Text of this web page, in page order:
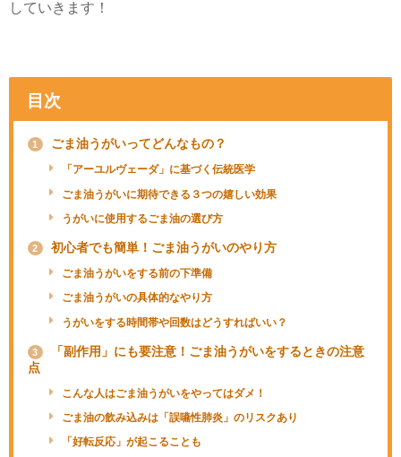
していきます！
目次
1 ごま油うがいってどんなもの？
「アーユルヴェーダ」に基づく伝統医学
ごま油うがいに期待できる３つの嬉しい効果
うがいに使用するごま油の選び方
2 初心者でも簡単！ごま油うがいのやり方
ごま油うがいをする前の下準備
ごま油うがいの具体的なやり方
うがいをする時間帯や回数はどうすればいい？
3
「副作用」にも要注意！ごま油うがいをするときの注意
点
こんな人はごま油うがいをやってはダメ！
ごま油の飲み込みは「誤嚥性肺炎」のリスクあり
「好転反応」が起こることも